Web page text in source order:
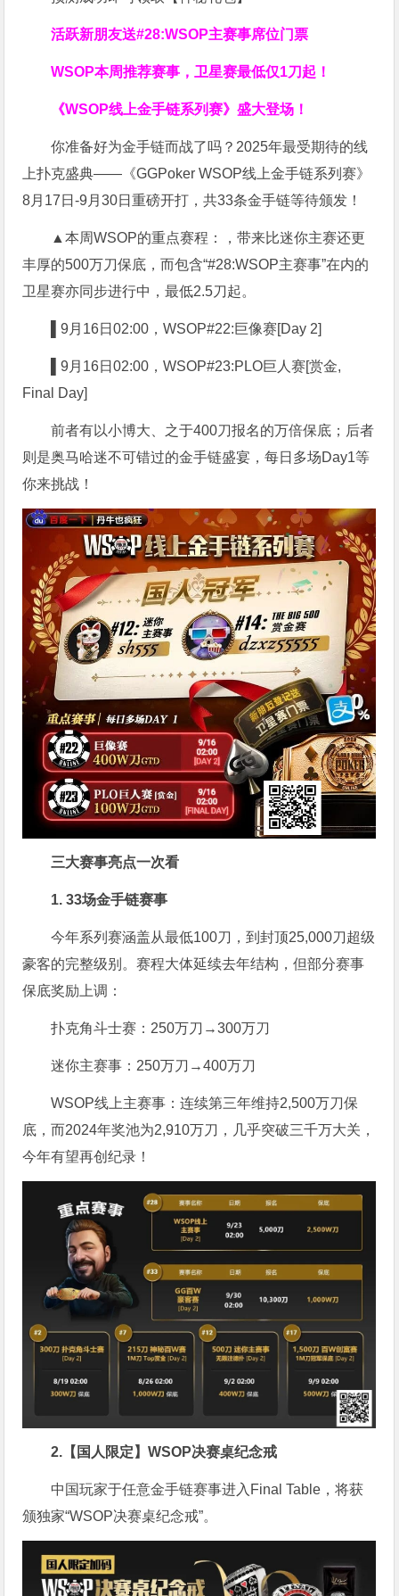
活跃新朋友送#28:WSOP主赛事席位门票
WSOP本周推荐赛事，卫星赛最低仅1刀起！
《WSOP线上金手链系列赛》盛大登场！
你准备好为金手链而战了吗？2025年最受期待的线
上扑克盛典——《GGPoker WSOP线上金手链系列赛》
8月17日-9月30日重磅开打，共33条金手链等待颁发！
▲本周WSOP的重点赛程：，带来比迷你主赛还更
丰厚的500万刀保底，而包含“#28:WSOP主赛事”在内的
卫星赛亦同步进行中，最低2.5刀起。
▌9月16日02:00，WSOP#22:巨像赛[Day 2]
▌9月16日02:00，WSOP#23:PLO巨人赛[赏金,
Final Day]
前者有以小博大、之于400刀报名的万倍保底；后者
则是奥马哈迷不可错过的金手链盛宴，每日多场Day1等
你来挑战！
三大赛事亮点一次看
1. 33场金手链赛事
今年系列赛涵盖从最低100刀，到封顶25,000刀超级
豪客的完整级别。赛程大体延续去年结构，但部分赛事
保底奖励上调：
扑克角斗士赛：250万刀→300万刀
迷你主赛事：250万刀→400万刀
WSOP线上主赛事：连续第三年维持2,500万刀保
底，而2024年奖池为2,910万刀，几乎突破三千万大关，
今年有望再创纪录！
2.【国人限定】WSOP决赛桌纪念戒
中国玩家于任意金手链赛事进入Final Table，将获
颁独家“WSOP决赛桌纪念戒”。